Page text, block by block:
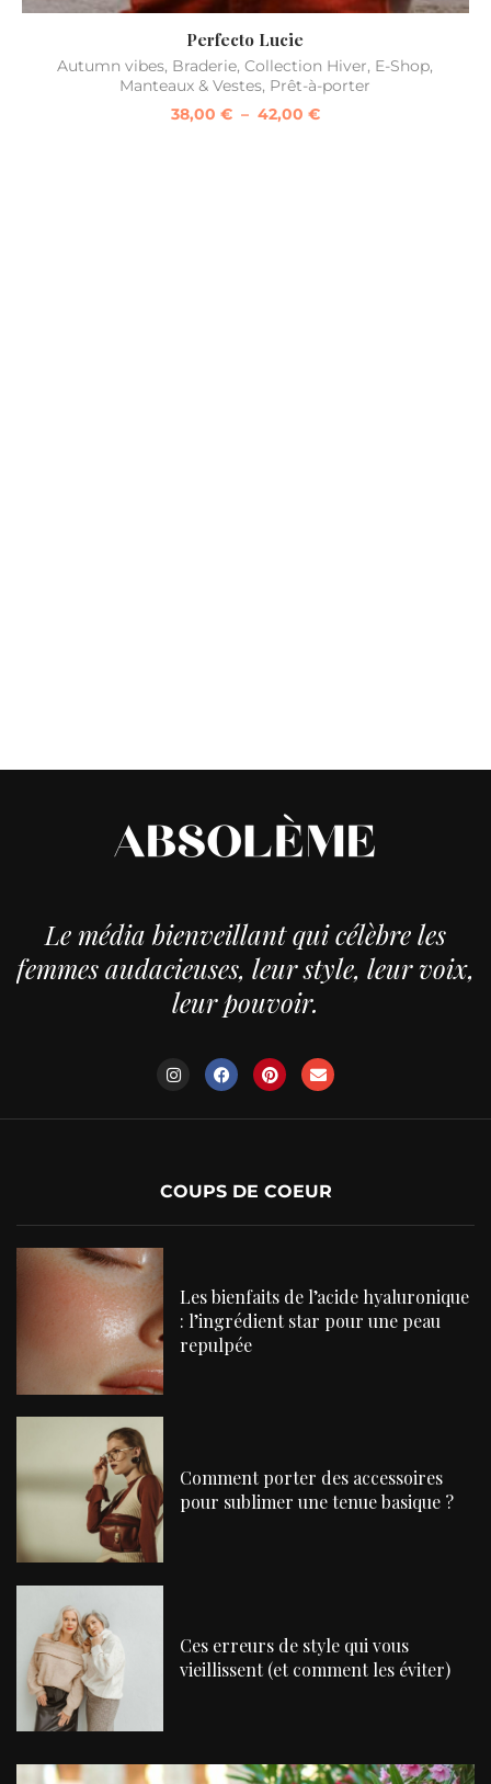
Perfecto Lucie
Autumn vibes, Braderie,Collection Hiver, E-Shop,
Manteaux & Vestes, Prêt-à-porter
38,00 € – 42,00 €
Le média bienveillant qui célèbre les
femmes audacieuses, leur style, leur voix,
leur pouvoir.
COUPS DE COEUR
Les bienfaits de l’acide hyaluronique
: l’ingrédient star pour une peau
repulpée
Comment porter des accessoires
pour sublimer une tenue basique ?
Ces erreurs de style qui vous
vieillissent (et comment les éviter)